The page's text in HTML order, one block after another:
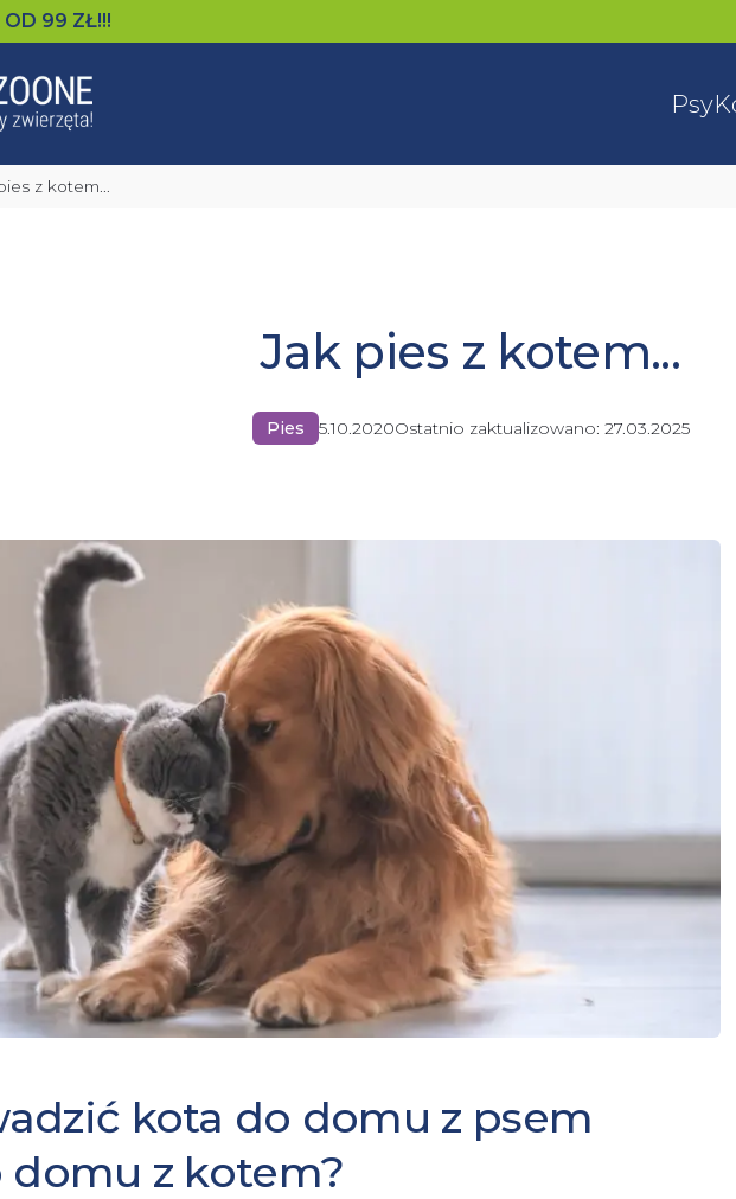
OD 99 ZŁ!!!
Psy
z kotem...
Jak pies z kotem...
Pies 5.10.2020Ostatnio zaktualizowano: 27.03.2025
kota do domu z psem
domu z kotem?